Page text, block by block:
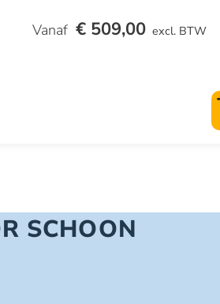
€509,00 excl. BTW
SCHOON